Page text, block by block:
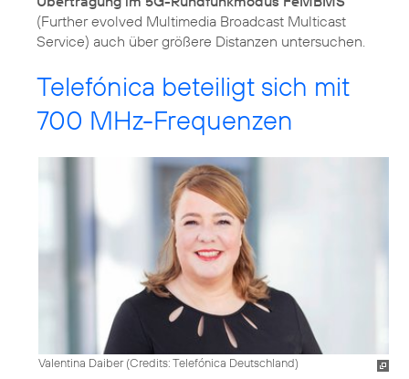
(Further evolved Multimedia Broadcast Multicast
Service) auch über größere Distanzen untersuchen.
Telefónica beteiligt sich mit
700 MHz-Frequenzen
Valentina Daiber (Credits: Telefónica Deutschland)